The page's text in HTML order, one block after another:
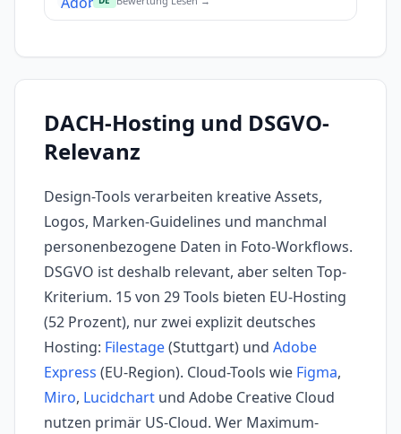
DACH-Hosting und DSGVO-
Relevanz
Design-Tools verarbeiten kreative Assets,
Logos, Marken-Guidelines und manchmal
personenbezogene Daten in Foto-Workflows.
DSGVO ist deshalb relevant, aber selten Top-
Kriterium. 15 von 29 Tools bieten EU-Hosting
(52 Prozent), nur zwei explizit deutsches
Hosting: Filestage(Stuttgart) und Adobe
Express (EU-Region). Cloud-Tools wie Figma,
Miro, Lucidchart und Adobe Creative Cloud
nutzen primär US-Cloud. Wer Maximum-